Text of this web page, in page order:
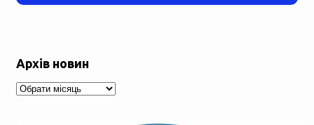
Архів новин
Архів
новин